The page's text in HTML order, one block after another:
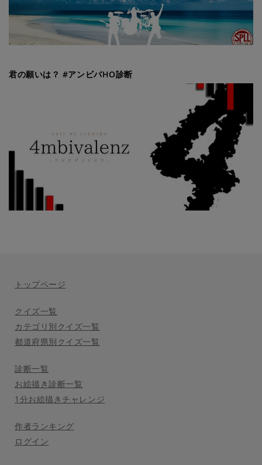
君の願いは？ #アンビバHO診断
トップページ
クイズ一覧
カテゴリ別クイズ一覧
都道府県別クイズ一覧
診断一覧
お絵描き診断一覧
1分お絵描きチャレンジ
作者ランキング
ログイン